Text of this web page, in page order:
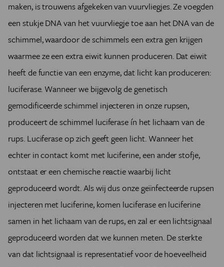
maken, is trouwens afgekeken van vuurvliegjes. Ze voegden
een stukje DNA van het vuurvliegje toe aan het DNA van de
schimmel, waardoor de schimmels een extra gen krijgen
waarmee ze een extra eiwit kunnen produceren. Dat eiwit
heeft de functie van een enzyme, dat licht kan produceren:
luciferase. Wanneer we bijgevolg de genetisch
gemodificeerde schimmel injecteren in onze rupsen,
produceert de schimmel luciferase ín het lichaam van de
rups. Luciferase op zich geeft geen licht. Wanneer het
echter in contact komt met luciferine, een ander stofje,
ontstaat er een chemische reactie waarbij licht
geproduceerd wordt. Als wij dus onze geïnfecteerde rupsen
injecteren met luciferine, komen luciferase en luciferine
samen in het lichaam van de rups, en zal er een lichtsignaal
geproduceerd worden dat we kunnen meten. De sterkte
van dat lichtsignaal is representatief voor de hoeveelheid